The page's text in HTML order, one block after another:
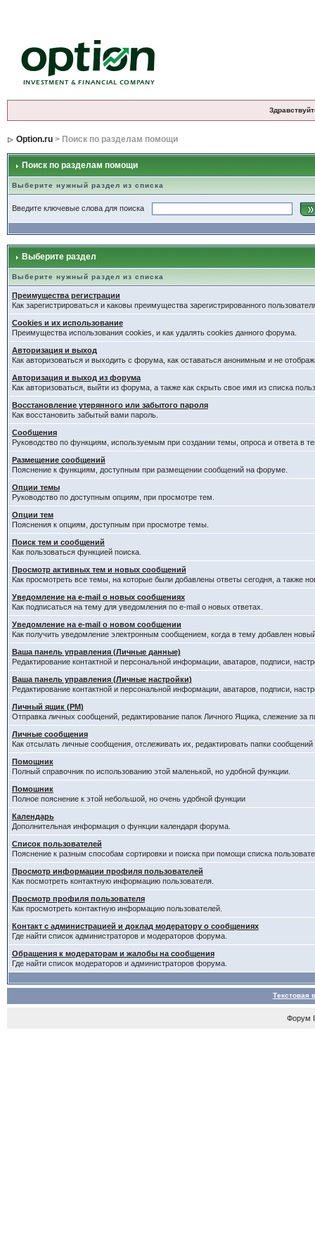
Option.ru> Поиск по разделам помощи
Поиск по разделам помощи
Выберите нужный раздел из списка
Введите ключевые слова для поиска
Выберите раздел
Выберите нужный раздел из списка
Преимущества регистрации
Как зарегистрироваться и каковы преимущества зарегистрированного
Cookies и их использование
Преимущества использования cookies, и как удалять cookies данного форума.
Авторизация и выход
Как авторизоваться и выходить с форума, как оставаться анонимным и не
Авторизация и выход из форума
Как авторизоваться, выйти из форума, а также как скрыть свое имя из списка
Восстановление утерянного или забытого пароля
Как восстановить забытый вами пароль.
Сообщения
Руководство по функциям, используемым при создании темы, опроса и ответа в
Размещение сообщений
Пояснение к функциям, доступным при размещении сообщений на форуме.
Опции темы
Руководство по доступным опциям, при просмотре тем.
Опции тем
Пояснения к опциям, доступным при просмотре темы.
Поиск тем и сообщений
Как пользоваться функцией поиска.
Просмотр активных тем и новых сообщений
Как просмотреть все темы, на которые были добавлены ответы сегодня, а также
Уведомление на e-mail о новых сообщениях
Как подписаться на тему для уведомления по e-mail о новых ответах.
Уведомление на е-mail о новом сообщении
Как получить уведомление электронным сообщением, когда в тему добавлен
Ваша панель управления (Личные данные)
Редактирование контактной и персональной информации, аватаров, подписи,
Ваша панель управления (Личные настройки)
Редактирование контактной и персональной информации, аватаров, подписи,
Личный ящик (PM)
Отправка личных сообщений, редактирование папок Личного Ящика, слежение за
Личные сообщения
Как отсылать личные сообщения, отслеживать их, редактировать папки
Помощник
Полный справочник по использованию этой маленькой, но удобной функции.
Помошник
Полное пояснение к этой небольшой, но очень удобной функции
Календарь
Дополнительная информация о функции календаря форума.
Список пользователей
Пояснение к разным способам сортировки и поиска при помощи списка
Просмотр информации профиля пользователей
Как посмотреть контактную информацию пользователя.
Просмотр профиля пользователя
Как просмотреть контактную информацию пользователей.
Контакт с администрацией и доклад модератору о сообщениях
Где найти список администраторов и модераторов форума.
Обращения к модераторам и жалобы на сообщения
Где найти список модераторов и администраторов форума.
Текстовая
Форум